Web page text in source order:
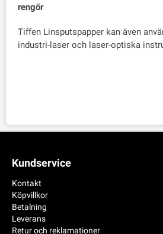
rengör
Tiffen Linsputspapper kan även
industri-laser och laser-optiska
Kundservice
Kontakt
Köpvillkor
Betalning
Leverans
Retur och reklamationer